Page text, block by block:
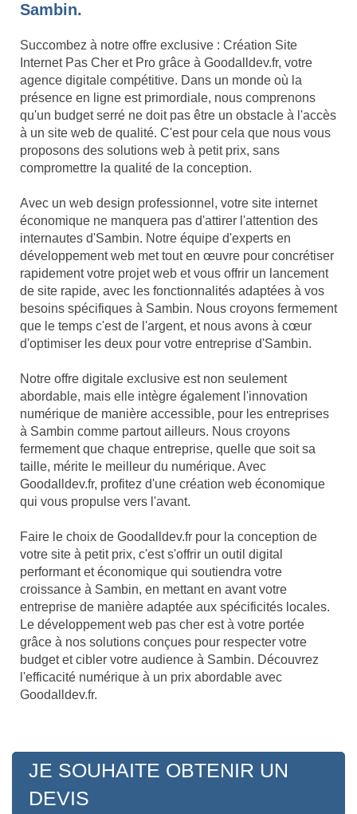
Sambin.
Succombez à notre offre exclusive : Création Site
Internet Pas Cher et Pro grâce à Goodalldev.fr, votre
agence digitale compétitive. Dans un monde où la
présence en ligne est primordiale, nous comprenons
qu'un budget serré ne doit pas être un obstacle à l'accès
à un site web de qualité. C'est pour cela que nous vous
proposons des solutions web à petit prix, sans
compromettre la qualité de la conception.
Avec un web design professionnel, votre site internet
économique ne manquera pas d'attirer l'attention des
internautes d'Sambin. Notre équipe d'experts en
développement web met tout en œuvre pour concrétiser
rapidement votre projet web et vous offrir un lancement
de site rapide, avec les fonctionnalités adaptées à vos
besoins spécifiques à Sambin. Nous croyons fermement
que le temps c'est de l'argent, et nous avons à cœur
d'optimiser les deux pour votre entreprise d'Sambin.
Notre offre digitale exclusive est non seulement
abordable, mais elle intègre également l'innovation
numérique de manière accessible, pour les entreprises
à Sambin comme partout ailleurs. Nous croyons
fermement que chaque entreprise, quelle que soit sa
taille, mérite le meilleur du numérique. Avec
Goodalldev.fr, profitez d'une création web économique
qui vous propulse vers l'avant.
Faire le choix de Goodalldev.fr pour la conception de
votre site à petit prix, c'est s'offrir un outil digital
performant et économique qui soutiendra votre
croissance à Sambin, en mettant en avant votre
entreprise de manière adaptée aux spécificités locales.
Le développement web pas cher est à votre portée
grâce à nos solutions conçues pour respecter votre
budget et cibler votre audience à Sambin. Découvrez
l'efficacité numérique à un prix abordable avec
Goodalldev.fr.
JE SOUHAITE OBTENIR UN
DEVIS